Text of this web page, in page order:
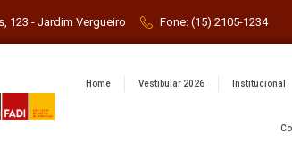
123 - Jardim Vergueiro Fone: (15) 2105-1234
Home Vestibular 2026 Institucional